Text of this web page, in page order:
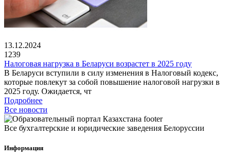
13.12.2024
1239
Налоговая нагрузка в Беларуси возрастет в 2025 году
В Беларуси вступили в силу изменения в Налоговый кодекс,
которые повлекут за собой повышение налоговой нагрузки в
2025 году. Ожидается, чт
Подробнее
Все новости
Все бухгалтерские и юридические заведения Белоруссии
Информация